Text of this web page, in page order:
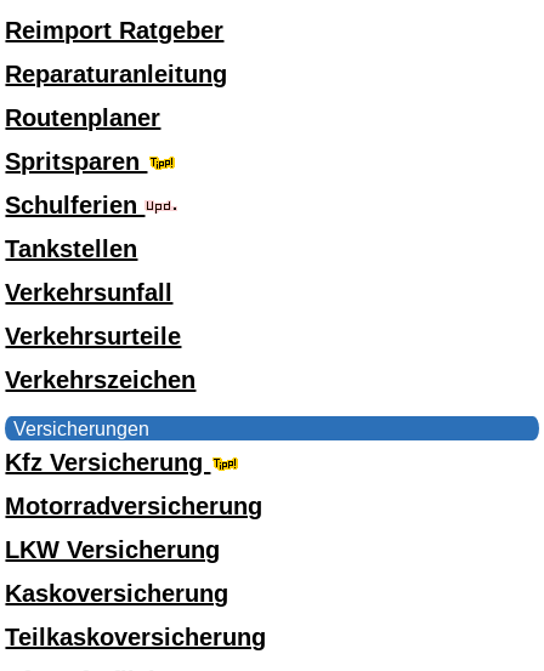
Reimport Ratgeber
Reparaturanleitung
Routenplaner
Spritsparen
Schulferien
Tankstellen
Verkehrsunfall
Verkehrsurteile
Verkehrszeichen
Versicherungen
Kfz Versicherung
Motorradversicherung
LKW Versicherung
Kaskoversicherung
Teilkaskoversicherung